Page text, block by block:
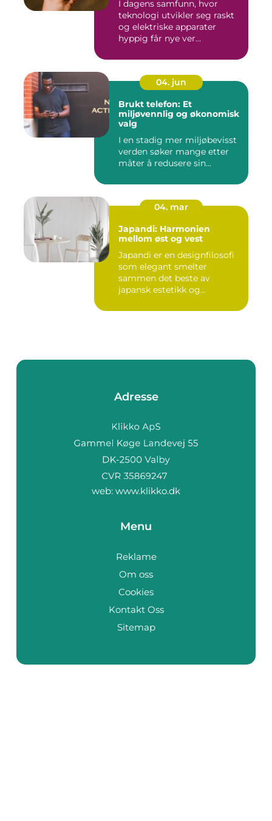
I dagens samfunn, hvor
teknologi utvikler seg raskt
og elektriske apparater
hyppig får nye ver...
04. jun
Brukt telefon: Et
miljøvennlig og økonomisk
valg
I en stadig mer miljøbevisst
verden søker mange etter
måter å redusere sin...
04. mar
Japandi: Harmonien
mellom øst og vest
Japandi er en designfilosofi
som elegant smelter
sammen det beste av
japansk estetikk og
Adresse
web: www.klikko.dk
Menu
Reklame
Om oss
Cookies
Kontakt Oss
Sitemap